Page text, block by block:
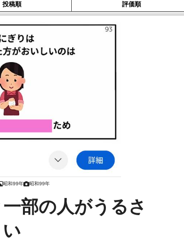
投稿順 評価順
昭和99年 昭和99年
部の人がうるさ
い